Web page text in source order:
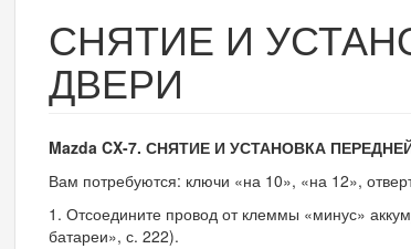
СНЯТИЕ И
ДВЕРИ
Mazda CX-7. СНЯТИЕ И УСТАНОВКА
Вам потребуются: ключи «на 10», «на 12»,
1. Отсоедините провод от клеммы «ми­нус»
батареи», с. 222).